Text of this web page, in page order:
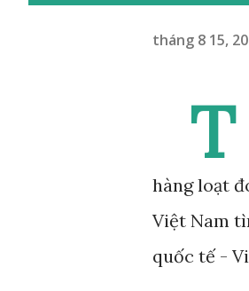
tháng 8 15,
T
hàng loạt
Việt Nam
quốc tế -